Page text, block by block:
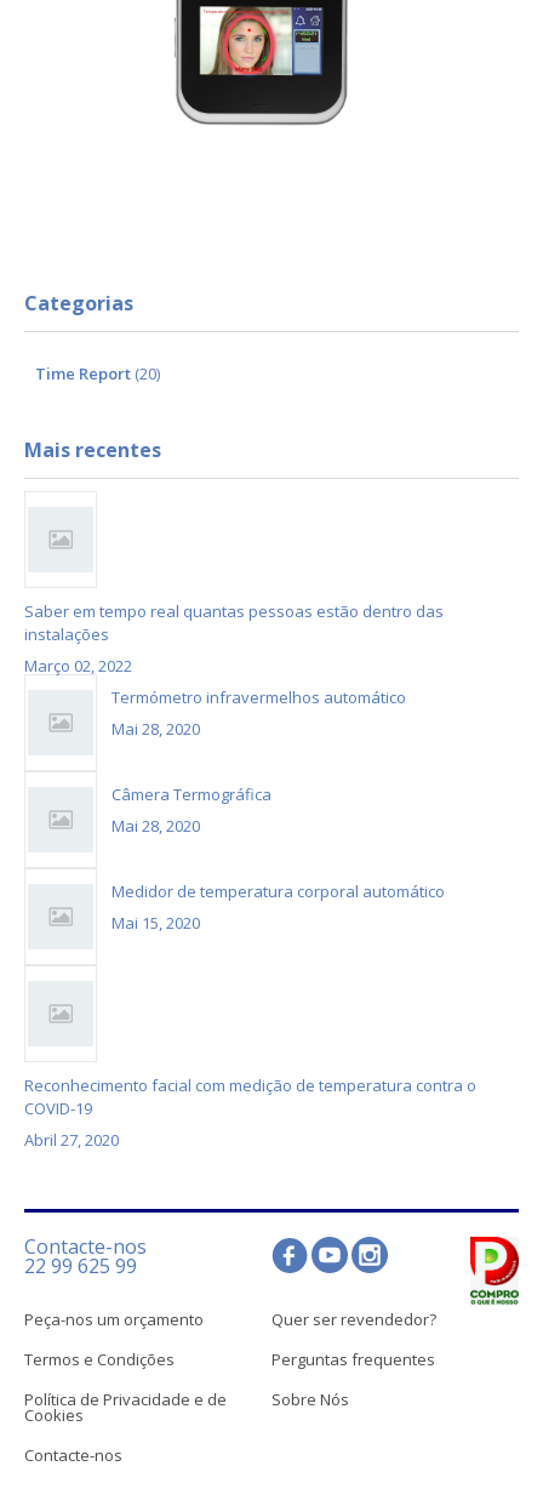
Categorias
Time Report (20)
Mais recentes
Saber em tempo real quantas pessoas estão dentro das
instalações
Março 02, 2022
Termómetro infravermelhos automático
Mai 28, 2020
Câmera Termográfica
Mai 28, 2020
Medidor de temperatura corporal automático
Mai 15, 2020
Reconhecimento facial com medição de temperatura contra o
COVID-19
Abril 27, 2020
Contacte-nos
22 99 625 99
Peça-nos um orçamento
Quer ser revendedor?
Termos e Condições
Perguntas frequentes
Política de Privacidade e de
Cookies
Sobre Nós
Contacte-nos